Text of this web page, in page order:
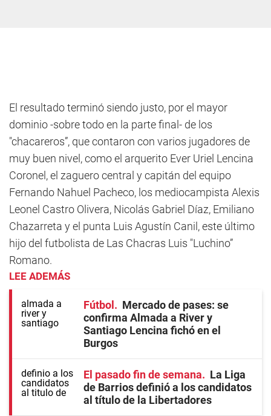
El resultado terminó siendo justo, por el mayor
dominio -sobre todo en la parte final- de los
"chacareros”, que contaron con varios jugadores de
muy buen nivel, como el arquerito Ever Uriel Lencina
Coronel, el zaguero central y capitán del equipo
Fernando Nahuel Pacheco, los mediocampista Alexis
Leonel Castro Olivera, Nicolás Gabriel Díaz, Emiliano
Chazarreta y el punta Luis Agustín Canil, este último
hijo del futbolista de Las Chacras Luis "Luchino”
Romano.
LEE ADEMÁS
Fútbol
Mercado de pases: se
confirma Almada a River y
Santiago Lencina fichó en el
Burgos
El pasado fin de semana
La Liga
de Barrios definió a los candidatos
al título de la Libertadores